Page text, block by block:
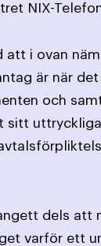
NIX-
att i ovan
är när
och
sitt
dels att
varför ett